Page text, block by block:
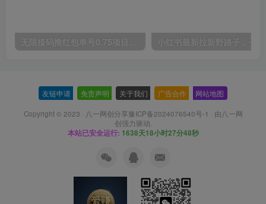
无限接码撸红包单号0.75项目无偿分享给你【揭秘】
友链申请 免责声明 关于我们 广告合作 网站地图
Copyright © 2023 · 八一网创分享豫ICP备2024076540号-1 · 由八一网
创强力驱动.
本站已安全运行: 1638天18小时27分48秒